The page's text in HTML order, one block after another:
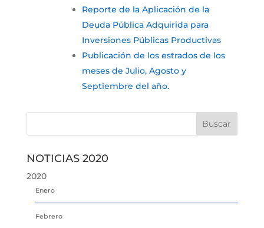
Reporte de la Aplicación de la
Deuda Pública Adquirida para
Inversiones Públicas Productivas
Publicación de los estrados de los
meses de Julio, Agosto y
Septiembre del año.
NOTICIAS 2020
2020
Enero
Febrero